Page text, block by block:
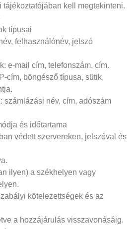
tájékoztatójában kell megtekinteni.
típusai
felhasználónév, jelszó
e-mail cím, telefonszám, cím.
cím, böngésző típusa, sütik,
számlázási név, cím, adószám
és időtartama
védett szervereken, jelszóval és
ilyen) a székhelyen vagy
kötelezettségek és az
a hozzájárulás visszavonásáig.